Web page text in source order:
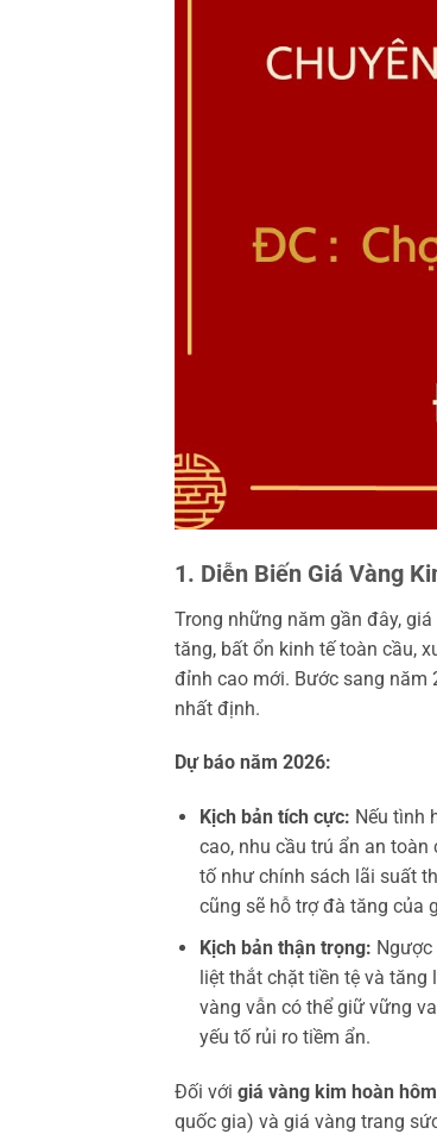
1. Diễn Biến Giá Vàng
Trong những năm gần đây,
tăng, bất ổn kinh tế toàn cầu,
đỉnh cao mới. Bước sang năm
nhất định.
Dự báo năm 2026:
Kịch bản tích cực: Nếu tình
cao, nhu cầu trú ẩn an
tố như chính sách lãi suất
cũng sẽ hỗ trợ đà tăng của
Kịch bản thận trọng: Ngược
liệt thắt chặt tiền tệ và tăng
vàng vẫn có thể giữ vững
yếu tố rủi ro tiềm ẩn.
Đối với giá vàng kim hoàn
quốc gia) và giá vàng trang